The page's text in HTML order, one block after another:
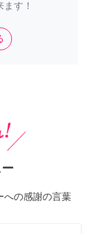
す！
への感謝の言葉